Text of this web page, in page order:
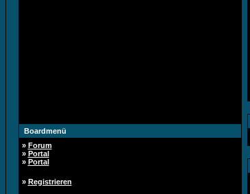
Boardmenü
» Forum
» Portal
» Portal
» Registrieren